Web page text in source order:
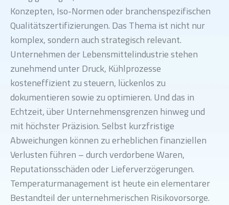
Konzepten, Iso-Normen oder branchenspezifischen
Qualitätszertifizierungen. Das Thema ist nicht nur
komplex, sondern auch strategisch relevant.
Unternehmen der Lebensmittelindustrie stehen
zunehmend unter Druck, Kühlprozesse
kosteneffizient zu steuern, lückenlos zu
dokumentieren sowie zu optimieren. Und das in
Echtzeit, über Unternehmensgrenzen hinweg und
mit höchster Präzision. Selbst kurzfristige
Abweichungen können zu erheblichen finanziellen
Verlusten führen – durch verdorbene Waren,
Reputationsschäden oder Lieferverzögerungen.
Temperaturmanagement ist heute ein elementarer
Bestandteil der unternehmerischen Risikovorsorge.